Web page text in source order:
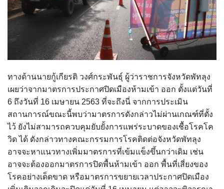
ทางด้านนายกู้เกียรติ วงศ์กระพันธุ์ ผู้ว่าราชการจังหวัดพัทลุง
เผยว่าจากมาตรการประกาศปิดเมืองห้ามเข้า ออก ตั้งแต่วันที่
6 ถึงวันที่ 16 เมษายน 2563 ที่จะถึงนี่ จากการประเมิน
สถานการณ์ขณะนี้พบว่ามาตรการดังกล่าวไม่ผ่านเกณฑ์ที่ตั้ง
ไว้ ยังไม่สามารถควบคุมยับยั้งการแพร่ระบาดของเชื้อโรคโค
วิด ได้ ดังกล่าวทางคณะกรรมการโรคติดต่อจังหวัดพัทลุง
อาจจะหาแนวทางเพิ่มมาตรการที่เข้มแข็งขึ้นกว่าเดิม เช่น
อาจจะต้องออกมาตรการปิดพื้นห้ามเข้า ออก พื้นที่เสี่ยงของ
โรคอย่างเด็ดขาด หรือมาตรการขยายเวลาประกาศปิดเมือง